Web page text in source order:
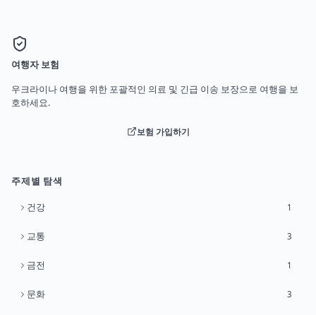
여행자 보험
우크라이나 여행을 위한 포괄적인 의료 및 긴급 이송 보장으로 여행을 보
호하세요.
보험 가입하기
주제별 탐색
건강 1
교통 3
금전 1
문화 3